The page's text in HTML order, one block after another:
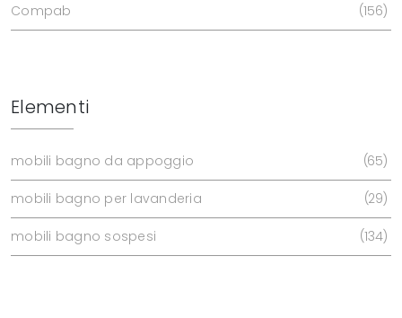
Compab 156
Elementi
mobili bagno da appoggio 65
mobili bagno per lavanderia 29
mobili bagno sospesi 134